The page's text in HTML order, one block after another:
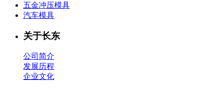
五金冲压模具
汽车模具
关于长东
公司简介
发展历程
企业文化